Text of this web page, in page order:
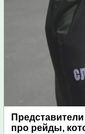
про рейды,